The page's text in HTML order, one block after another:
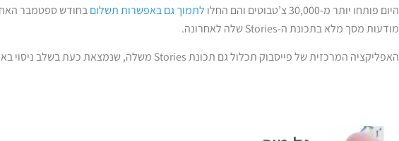
היום פותחו יותר מ-30,000 צ’טבוטים והם החלו
לתמוך גם באפשרות תשלוםבחודש ספטמבר
מודעות מסך מלא בתכונת ה-Stories שלה לאחרונה.
האפליקציה המרכזית של פייסבוק תכלול גם תכונת Stories משלה, שנמצאת כעת בשלב ניסוי באירופה ובאפריקה.